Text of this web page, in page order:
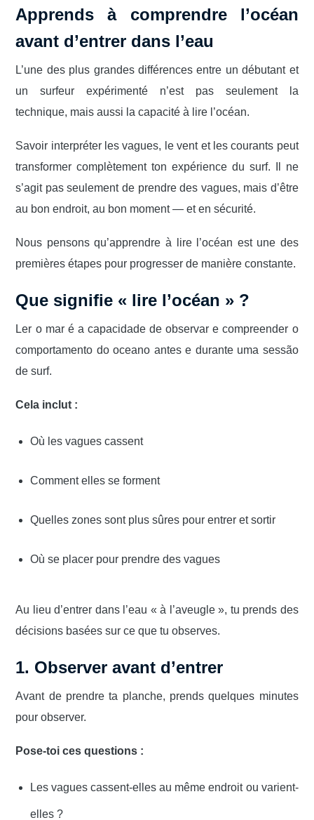
Apprends à comprendre l’océan
avant d’entrer dans l’eau
L’une des plus grandes différences entre un débutant et
un surfeur expérimenté n’est pas seulement la
technique, mais aussi la capacité à lire l’océan.
Savoir interpréter les vagues, le vent et les courants peut
transformer complètement ton expérience du surf. Il ne
s’agit pas seulement de prendre des vagues, mais d’être
au bon endroit, au bon moment — et en sécurité.
Nous pensons qu’apprendre à lire l’océan est une des
premières étapes pour progresser de manière constante.
Que signifie « lire l’océan » ?
Ler o mar é a capacidade de observar e compreender o
comportamento do oceano antes e durante uma sessão
de surf.
Cela inclut :
Où les vagues cassent
Comment elles se forment
Quelles zones sont plus sûres pour entrer et sortir
Où se placer pour prendre des vagues
Au lieu d’entrer dans l’eau « à l’aveugle », tu prends des
décisions basées sur ce que tu observes.
1. Observer avant d’entrer
Avant de prendre ta planche, prends quelques minutes
pour observer.
Pose-toi ces questions :
Les vagues cassent-elles au même endroit ou varient-
elles ?